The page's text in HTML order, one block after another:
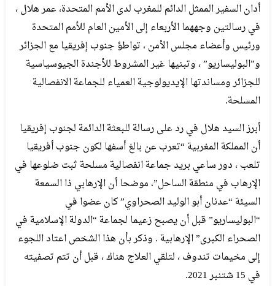
أدان السفير الممثل الدائم للمغرب لدى الأمم المتحدة، عمر هلال ،
في رسالتين وجههما الأربعاء إلى الأمين العام للأمم المتحدة
ورئيس وأعضاء مجلس الأمن ، تواطؤ جنوب إفريقيا مع الجزائر
و”البوليساريو” ، وتبنيها غير المشروط للأجندة الجيوسياسية
للجزائر ومساندتها الإيديولوجية العمياء للجماعة الانفصالية
المسلحة.
أبرز السيد هلال في رد على رسالة للبعثة الدائمة لجنوب إفريقيا
أن المملكة المغربية “تعرب عن بالغ أسفها لكون جنوب أفريقيا
تلعب ، دور ساعي بريد جماعة انفصالية مسلحة ثبت ضلوعها في
الإرهاب في منطقة الساحل”، موضحا أن الإرهابي ذا السمعة
السيئة “عدنان أبو الوليد الصحراوي” كان عضوا في
“البوليساريو” قبل أن يصبح زعيما لجماعة “الدولة الإسلامية في
الصحراء الكبرى” الإرهابية . وذكر بأن هذا الشخص اعتاد اللجوء
إلى مخيمات تندوف ، لتلقي العلاج هناك ، قبل أن تتم تصفيته
في 15 شتنبر 2021.